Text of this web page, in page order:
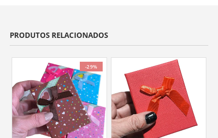
PRODUTOS RELACIONADOS
-29%